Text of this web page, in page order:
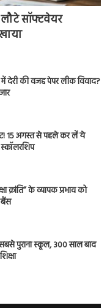
सॉफ्टवेयर
देरी की वजह पेपर लीक विवाद?
15 अगस्त से पहले कर लें ये
क्रांति” के व्यापक प्रभाव को
बैंस
पुराना स्कूल, 300 साल बाद